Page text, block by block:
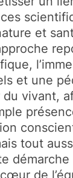
et
et une
vivant,
tout
démarche
de